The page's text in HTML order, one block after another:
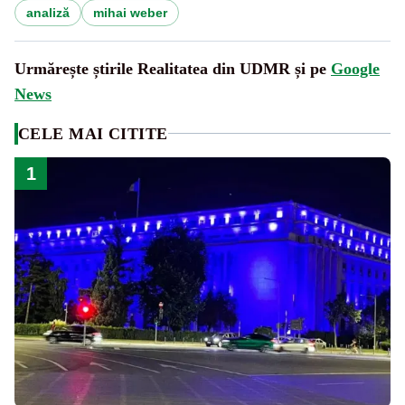
analiză
mihai weber
Urmărește știrile Realitatea din UDMR și pe Google
News
CELE MAI CITITE
1